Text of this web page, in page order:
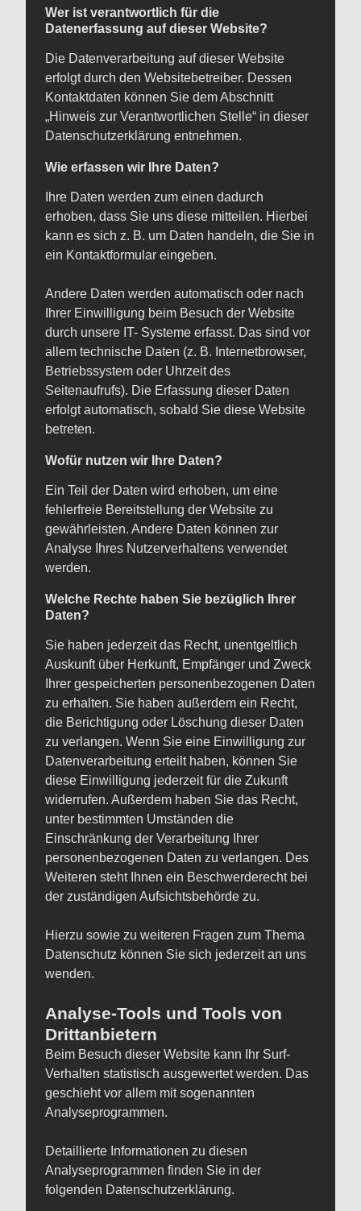
Wer ist verantwortlich für die
Datenerfassung auf dieser Website?
Die Datenverarbeitung auf dieser Website
erfolgt durch den Websitebetreiber. Dessen
Kontaktdaten können Sie dem Abschnitt
„Hinweis zur Verantwortlichen Stelle“ in dieser
Datenschutzerklärung entnehmen.
Wie erfassen wir Ihre Daten?
Ihre Daten werden zum einen dadurch
erhoben, dass Sie uns diese mitteilen. Hierbei
kann es sich z. B. um Daten handeln, die Sie in
ein Kontaktformular eingeben.
Andere Daten werden automatisch oder nach
Ihrer Einwilligung beim Besuch der Website
durch unsere IT- Systeme erfasst. Das sind vor
allem technische Daten (z. B. Internetbrowser,
Betriebssystem oder Uhrzeit des
Seitenaufrufs). Die Erfassung dieser Daten
erfolgt automatisch, sobald Sie diese Website
betreten.
Wofür nutzen wir Ihre Daten?
Ein Teil der Daten wird erhoben, um eine
fehlerfreie Bereitstellung der Website zu
gewährleisten. Andere Daten können zur
Analyse Ihres Nutzerverhaltens verwendet
werden.
Welche Rechte haben Sie bezüglich Ihrer
Daten?
Sie haben jederzeit das Recht, unentgeltlich
Auskunft über Herkunft, Empfänger und Zweck
Ihrer gespeicherten personenbezogenen Daten
zu erhalten. Sie haben außerdem ein Recht,
die Berichtigung oder Löschung dieser Daten
zu verlangen. Wenn Sie eine Einwilligung zur
Datenverarbeitung erteilt haben, können Sie
diese Einwilligung jederzeit für die Zukunft
widerrufen. Außerdem haben Sie das Recht,
unter bestimmten Umständen die
Einschränkung der Verarbeitung Ihrer
personenbezogenen Daten zu verlangen. Des
Weiteren steht Ihnen ein Beschwerderecht bei
der zuständigen Aufsichtsbehörde zu.
Hierzu sowie zu weiteren Fragen zum Thema
Datenschutz können Sie sich jederzeit an uns
wenden.
Analyse-Tools und Tools von
Drittanbietern
Beim Besuch dieser Website kann Ihr Surf-
Verhalten statistisch ausgewertet werden. Das
geschieht vor allem mit sogenannten
Analyseprogrammen.
Detaillierte Informationen zu diesen
Analyseprogrammen finden Sie in der
folgenden Datenschutzerklärung.